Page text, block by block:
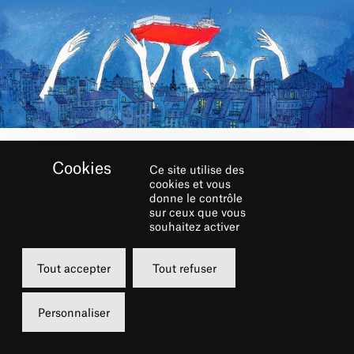
RÉSERVER
09 décembre 2024
20h00
Grande Salle
de 5 à 55 €
Ce site utilise des
cookies et vous
donne le contrôle
sur ceux que vous
souhaitez activer
Tout accepter Tout refuser
Personnaliser